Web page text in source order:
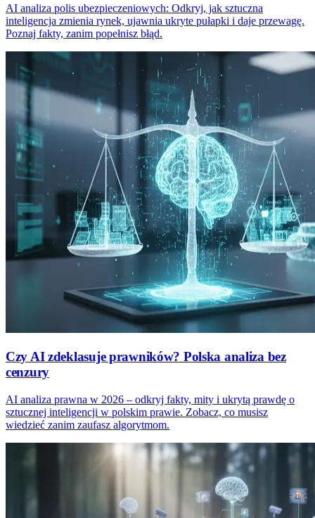
AI analiza polis ubezpieczeniowych: Odkryj, jak sztuczna
inteligencja zmienia rynek, ujawnia ukryte pułapki i daje przewagę.
Poznaj fakty, zanim popełnisz błąd.
Czy AI zdeklasuje prawników? Polska analiza bez
cenzury
AI analiza prawna w 2026 – odkryj fakty, mity i ukrytą prawdę o
sztucznej inteligencji w polskim prawie. Zobacz, co musisz
wiedzieć zanim zaufasz algorytmom.